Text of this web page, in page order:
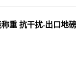
重 抗干扰-出口地磅